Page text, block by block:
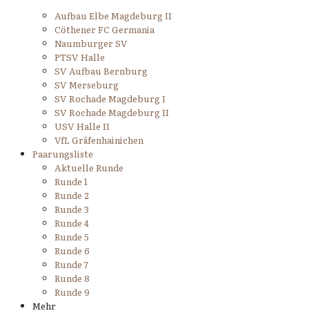
Aufbau Elbe Magdeburg II
Cöthener FC Germania
Naumburger SV
PTSV Halle
SV Aufbau Bernburg
SV Merseburg
SV Rochade Magdeburg I
SV Rochade Magdeburg II
USV Halle II
VfL Gräfenhainichen
Paarungsliste
Aktuelle Runde
Runde 1
Runde 2
Runde 3
Runde 4
Runde 5
Runde 6
Runde 7
Runde 8
Runde 9
Mehr